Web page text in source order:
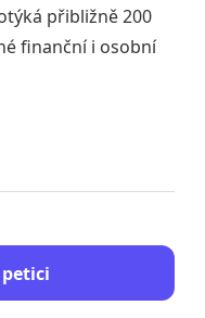
přibližně 200
finanční i osobní